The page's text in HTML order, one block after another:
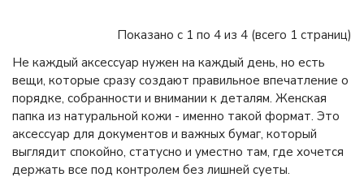
Показано с 1 по 4 из 4 (всего 1 страниц)
Не каждый аксессуар нужен на каждый день, но есть
вещи, которые сразу создают правильное впечатление о
порядке, собранности и внимании к деталям. Женская
папка из натуральной кожи - именно такой формат. Это
аксессуар для документов и важных бумаг, который
выглядит спокойно, статусно и уместно там, где хочется
держать все под контролем без лишней суеты.